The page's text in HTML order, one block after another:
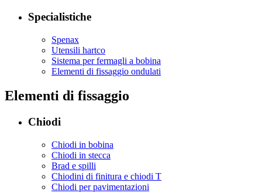
Specialistiche
Spenax
Utensili hartco
Sistema per fermagli a bobina
Elementi di fissaggio ondulati
Elementi di fissaggio
Chiodi
Chiodi in bobina
Chiodi in stecca
Brad e spilli
Chiodini di finitura e chiodi T
Chiodi per pavimentazioni